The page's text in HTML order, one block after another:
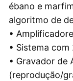
ébano e
algoritmo de
•
• Sistema
• Gravador de
(reprodução/